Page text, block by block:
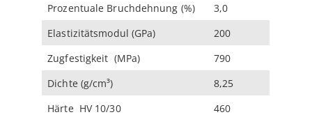
Prozentuale Bruchdehnung (%)
3,0
Elastizitätsmodul (GPa)
200
Zugfestigkeit (MPa)
790
Dichte (g/cm³)
8,25
Härte HV 10/30
460